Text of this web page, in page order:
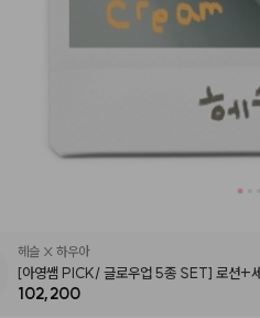
헤슬 X 하우아
[아영쌤 PICK/ 글로우업 5종 SET] 로션+세럼 미스트+ 선크림+ 유스
세럼+ 세럼 살브
102,200